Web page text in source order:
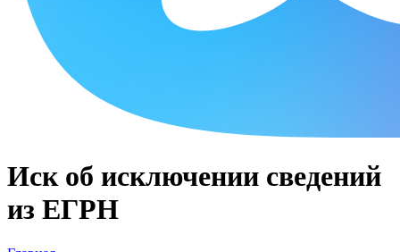
Иск об исключении сведений
из ЕГРН